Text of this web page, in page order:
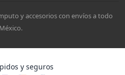
y accesorios con envíos a todo
México.
y seguros